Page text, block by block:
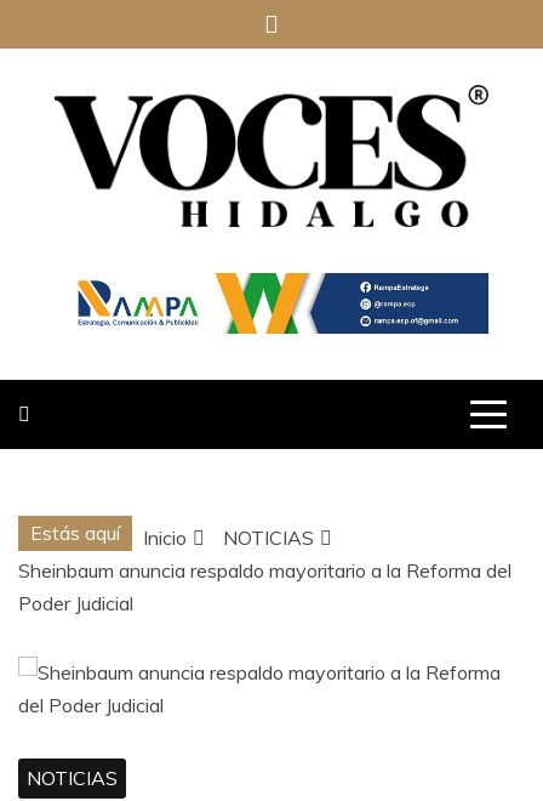
al
VOCES
HIDALGO
Estás aquí Inicio
NOTICIAS
Sheinbaum anuncia respaldo mayoritario a la Reforma del
Poder Judicial
NOTICIAS